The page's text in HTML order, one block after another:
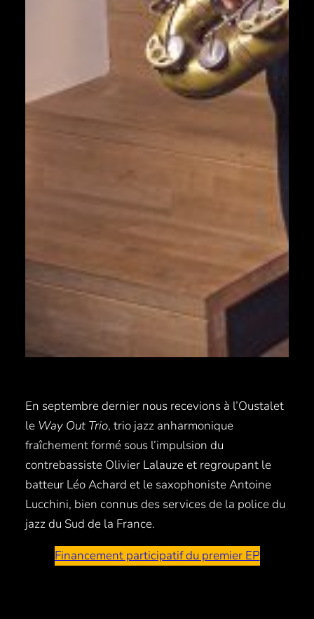
En septembre dernier nous recevions à l’Oustalet
le Way Out Trio, trio jazz anharmonique
fraîchement formé sous l’impulsion du
contrebassiste Olivier Lalauze et regroupant le
batteur Léo Achard et le saxophoniste Antoine
Lucchini, bien connus des services de la police du
jazz du Sud de la France.
Financement participatif du premier EP